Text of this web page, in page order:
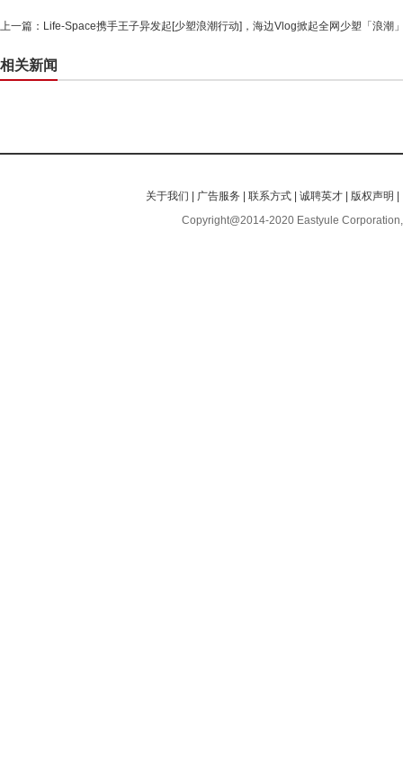
上一篇： Life-Space携手王子异发起[少塑浪潮行动]，海边Vlog掀起全网少塑「浪潮
相关新闻
关于我们 广告服务 |联系方式 |诚聘英才 版权声明
Copyright@2014-2020 Eastyule